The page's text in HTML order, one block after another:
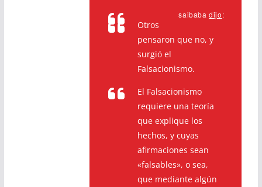
saibabadijo:
Otros
pensaron que no, y
surgió el
Falsacionismo.
El Falsacionismo
requiere una teoría
que explique los
hechos, y cuyas
afirmaciones sean
«falsables», o sea,
que mediante algún